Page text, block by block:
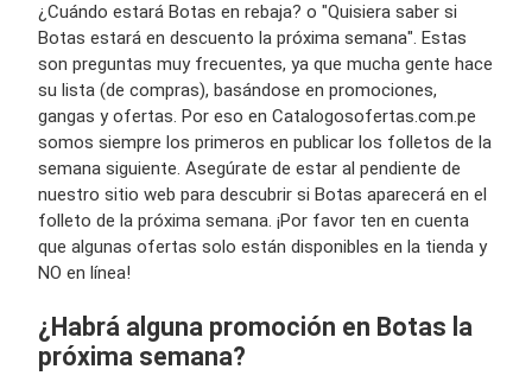
¿Cuándo estará Botas en rebaja? o "Quisiera saber si
Botas estará en descuento la próxima semana". Estas
son preguntas muy frecuentes, ya que mucha gente hace
su lista (de compras), basándose en promociones,
gangas y ofertas. Por eso en Catalogosofertas.com.pe
somos siempre los primeros en publicar los folletos de la
semana siguiente. Asegúrate de estar al pendiente de
nuestro sitio web para descubrir si Botas aparecerá en el
folleto de la próxima semana. ¡Por favor ten en cuenta
que algunas ofertas solo están disponibles en la tienda y
NO en línea!
¿Habrá alguna promoción en Botas la
próxima semana?